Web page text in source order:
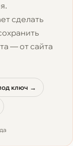
сделать
— от сайта
ключ →